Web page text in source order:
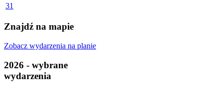
31
Znajdź na mapie
Zobacz wydarzenia na planie
2026 - wybrane
wydarzenia